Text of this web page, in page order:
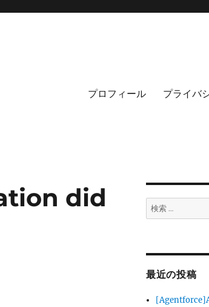
プロフィール プライバ
did
検
索:
最近の投稿